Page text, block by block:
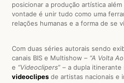
posicionar a produção artística
vontade é unir tudo como uma
relações humanas e a forma de se
Com duas séries autorais sendo
canais BIS e Multishow – “A Volta
e “Videoclipers” – a dupla itinerante
videoclipes de artistas nacionais e